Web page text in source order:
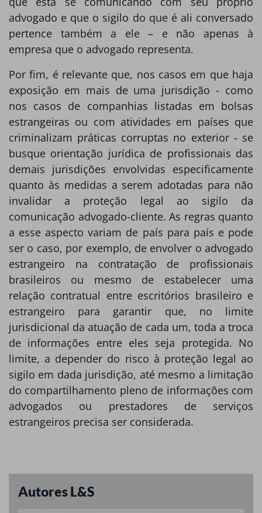
advogado e que o sigilo do que é ali conversado
pertence também a ele – e não apenas à
empresa que o advogado representa.
Por fim, é relevante que, nos casos em que haja
exposição em mais de uma jurisdição - como
nos casos de companhias listadas em bolsas
estrangeiras ou com atividades em países que
criminalizam práticas corruptas no exterior - se
busque orientação jurídica de profissionais das
demais jurisdições envolvidas especificamente
quanto às medidas a serem adotadas para não
invalidar a proteção legal ao sigilo da
comunicação advogado-cliente. As regras quanto
a esse aspecto variam de país para país e pode
ser o caso, por exemplo, de envolver o advogado
estrangeiro na contratação de profissionais
brasileiros ou mesmo de estabelecer uma
relação contratual entre escritórios brasileiro e
estrangeiro para garantir que, no limite
jurisdicional da atuação de cada um, toda a troca
de informações entre eles seja protegida. No
limite, a depender do risco à proteção legal ao
sigilo em dada jurisdição, até mesmo a limitação
do compartilhamento pleno de informações com
advogados ou prestadores de serviços
estrangeiros precisa ser considerada.
Autores L&S